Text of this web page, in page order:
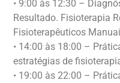
• 9:00 às 12:30 –
Resultado. Fisioterapia
Fisioterapêuticos
• 14:00 às 18:00 –
estratégias de
• 19:00 às 22:00 –